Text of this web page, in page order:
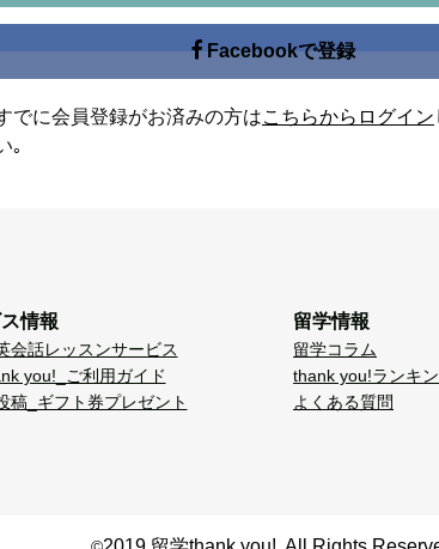
Facebookで登録
でに会員登録がお済みの方はこちらからログイン
｡
情報
会話レッスンサービス
you!_ご利用ガイド
稿_ギフト券プレゼント
留学情報
留学コラム
thank you!ランキ
よくある質問